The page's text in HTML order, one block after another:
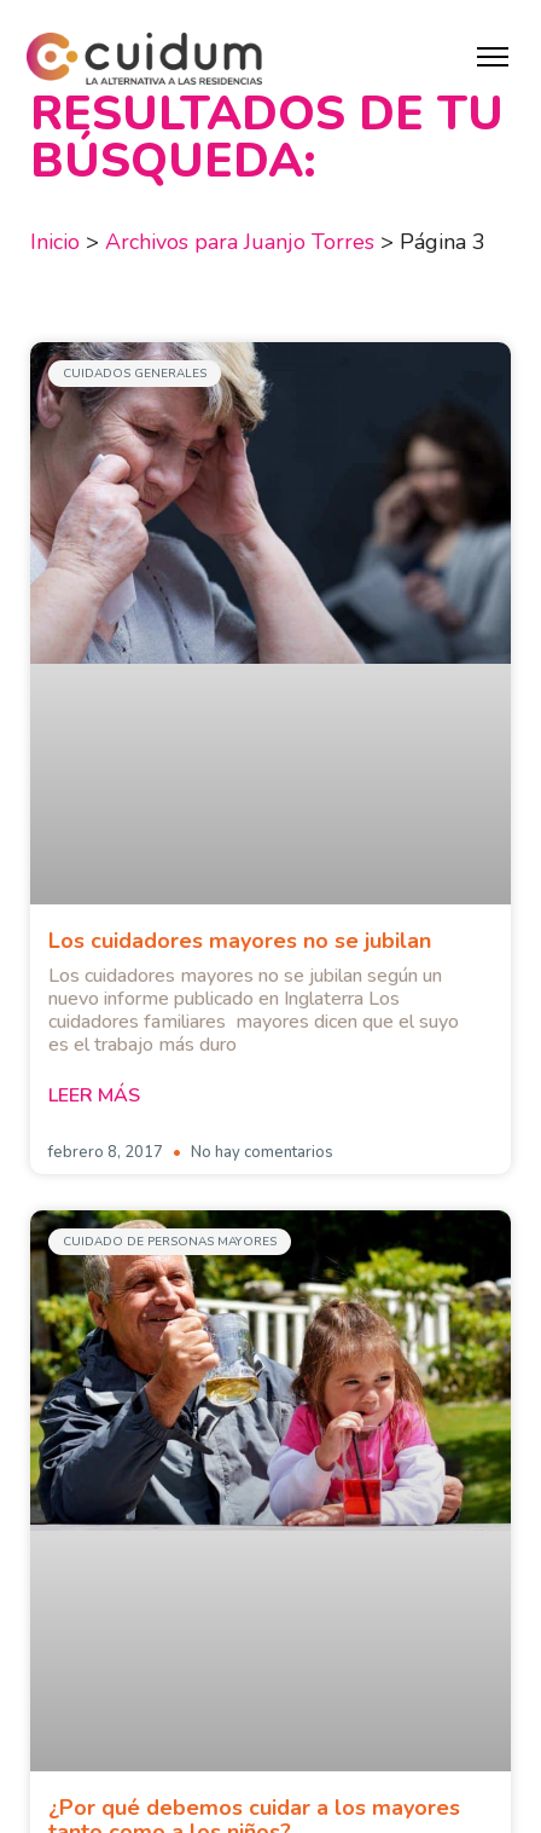
RESULTADOS DE TU
BÚSQUEDA:
Inicio > Archivos para Juanjo Torres > Página 3
CUIDADOS GENERALES
Los cuidadores mayores no se jubilan
Los cuidadores mayores no se jubilan según un
nuevo informe publicado en Inglaterra Los
cuidadores familiares mayores dicen que el suyo
es el trabajo más duro
LEER MÁS
febrero 8, 2017 No hay comentarios
CUIDADO DE PERSONAS MAYORES
¿Por qué debemos cuidar a los mayores